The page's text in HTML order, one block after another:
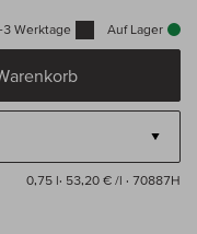
3 Werktage Auf Lager
0,75 l· 53,20 € /l · 70887H